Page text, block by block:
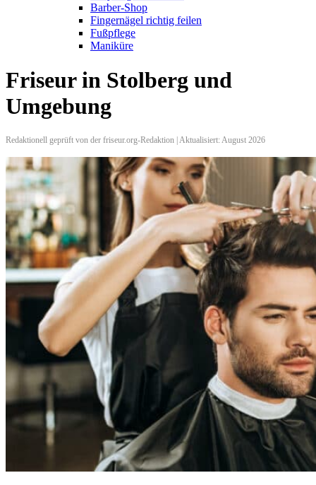
Barber-Shop
Fingernägel richtig feilen
Fußpflege
Maniküre
Friseur in Stolberg und
Umgebung
Redaktionell geprüft von der friseur.org-Redaktion | Aktualisiert: August 2026